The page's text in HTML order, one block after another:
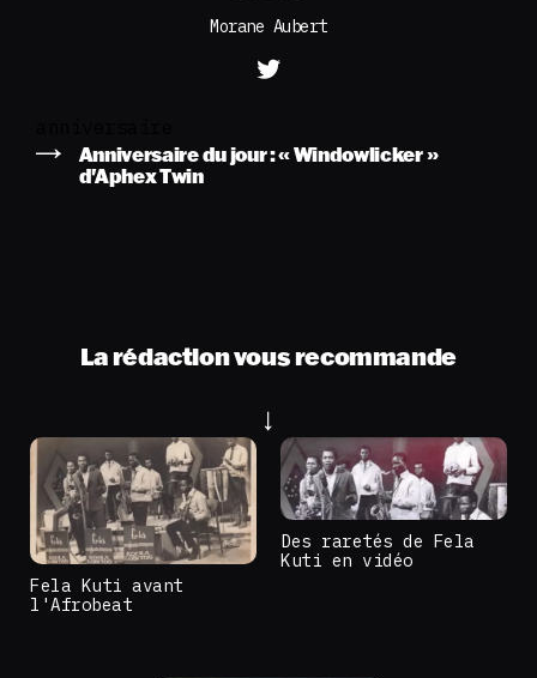
Morane Aubert
Anniversaire du jour : « Windowlicker »
d'Aphex Twin
La rédaction vous recommande
Fela Kuti avant
l'Afrobeat
Des raretés de Fela
Kuti en vidéo